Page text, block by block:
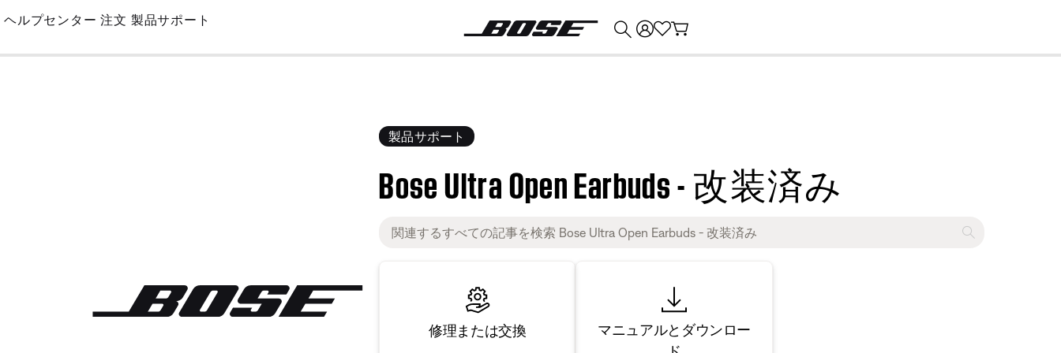
Skip
Main
ヘルプセンター 注文 製品サポート
製品サポート
Bose Ultra Open Earbuds - 改装済み
修理または交換
マニュアルとダウンロー